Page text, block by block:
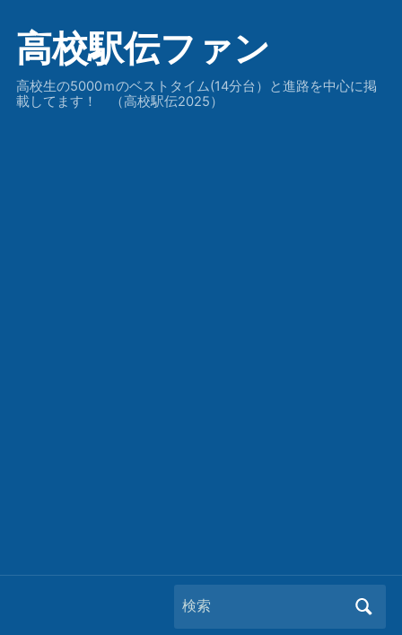
高校駅伝ファン
高校生の5000ｍのベストタイム(14分台）と進路を中心に掲
載してます！ （高校駅伝2025）
Search
for: